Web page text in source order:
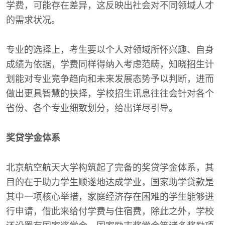
学费，可能存在差异，这反映出社会对不同领域人才
的需求状况。
专业的选择上，考生要以个人对领域所怀兴趣、自身
成绩为依据，学费同样得纳入考虑范畴，知晓招生计
划能对专业竞争趋向和未来发展态势予以判断，进而
做出更具智慧的抉择，学校招生讯息往往会针对各个
省份、各个专业细致划分，给出详尽引导。
奖贷学金体系
北京航空航天大学构筑起了完备的奖贷学金体系，其
目的在于助力学生顺遂地达成学业，国家助学贷款是
其中一项核心举措，家庭经济存在困难的学生能够进
行申请，借此来给付学费与住宿费，除此之外，学校